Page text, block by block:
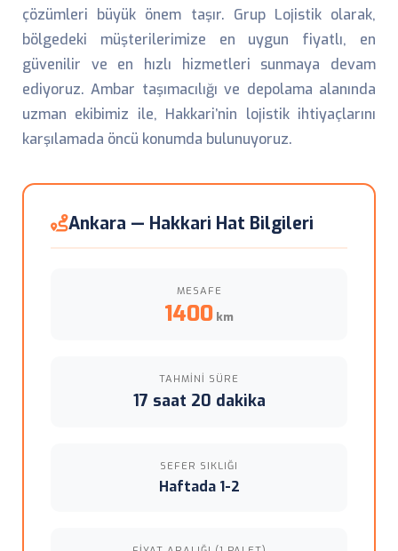
çözümleri büyük önem taşır. Grup Lojistik olarak,
bölgedeki müşterilerimize en uygun fiyatlı, en
güvenilir ve en hızlı hizmetleri sunmaya devam
ediyoruz. Ambar taşımacılığı ve depolama alanında
uzman ekibimiz ile, Hakkari’nin lojistik ihtiyaçlarını
karşılamada öncü konumda bulunuyoruz.
Ankara — Hakkari Hat Bilgileri
MESAFE
1400 km
TAHMINI SÜRE
17 saat 20 dakika
SEFER SIKLIĞI
Haftada 1-2